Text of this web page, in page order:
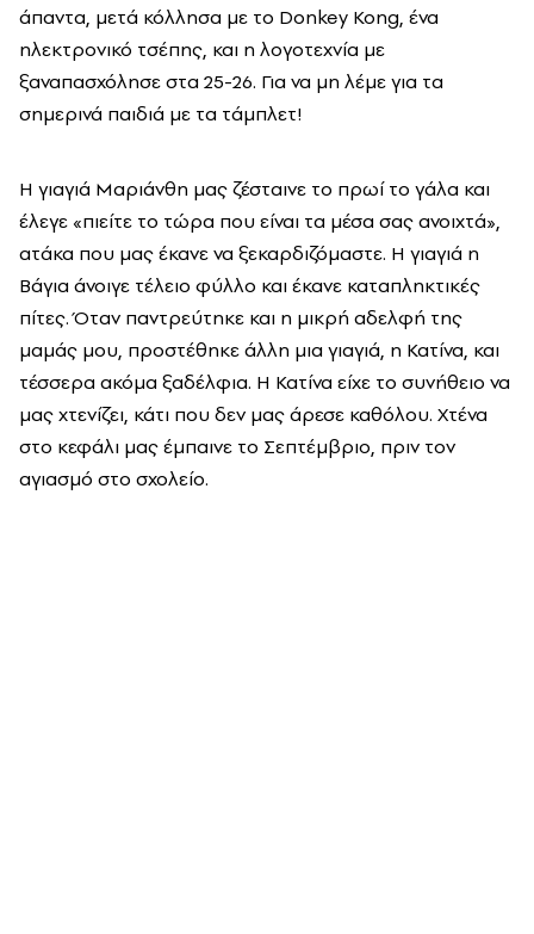
άπαντα, μετά κόλλησα με το Donkey Kong, ένα
ηλεκτρονικό τσέπης, και η λογοτεχνία με
ξαναπασχόλησε στα 25-26. Για να μη λέμε για τα
σημερινά παιδιά με τα τάμπλετ!
Η γιαγιά Μαριάνθη μας ζέσταινε το πρωί το γάλα και
έλεγε «πιείτε το τώρα που είναι τα μέσα σας ανοιχτά»,
ατάκα που μας έκανε να ξεκαρδιζόμαστε. Η γιαγιά η
Βάγια άνοιγε τέλειο φύλλο και έκανε καταπληκτικές
πίτες. Όταν παντρεύτηκε και η μικρή αδελφή της
μαμάς μου, προστέθηκε άλλη μια γιαγιά, η Κατίνα, και
τέσσερα ακόμα ξαδέλφια. Η Κατίνα είχε το συνήθειο να
μας χτενίζει, κάτι που δεν μας άρεσε καθόλου. Χτένα
στο κεφάλι μας έμπαινε το Σεπτέμβριο, πριν τον
αγιασμό στο σχολείο.